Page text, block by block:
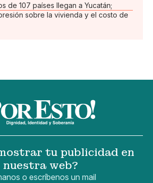
de 107 países llegan a Yucatán;
sobre la vivienda y el costo de
tu publicidad en
nuestra web?
o escríbenos un mail